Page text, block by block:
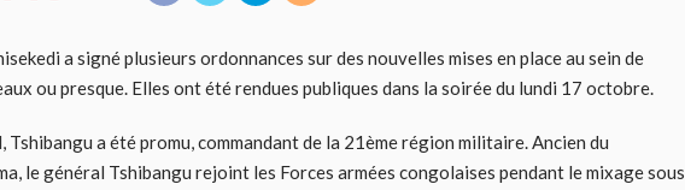
a signé plusieurs ordonnances sur des nouvelles mises en place au sein de
ou presque. Elles ont été rendues publiques dans la soirée du lundi 17 octobre.
Tshibangu a été promu, commandant de la 21ème région militaire. Ancien du
le général Tshibangu rejoint les Forces armées congolaises pendant le mixage sous